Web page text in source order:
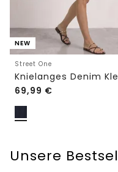
NEW
Street One
69,99 €
Unsere